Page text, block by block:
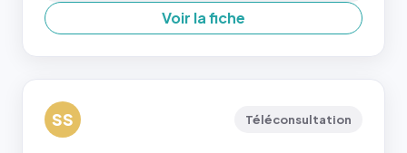
Voir la fiche
SS Téléconsultation